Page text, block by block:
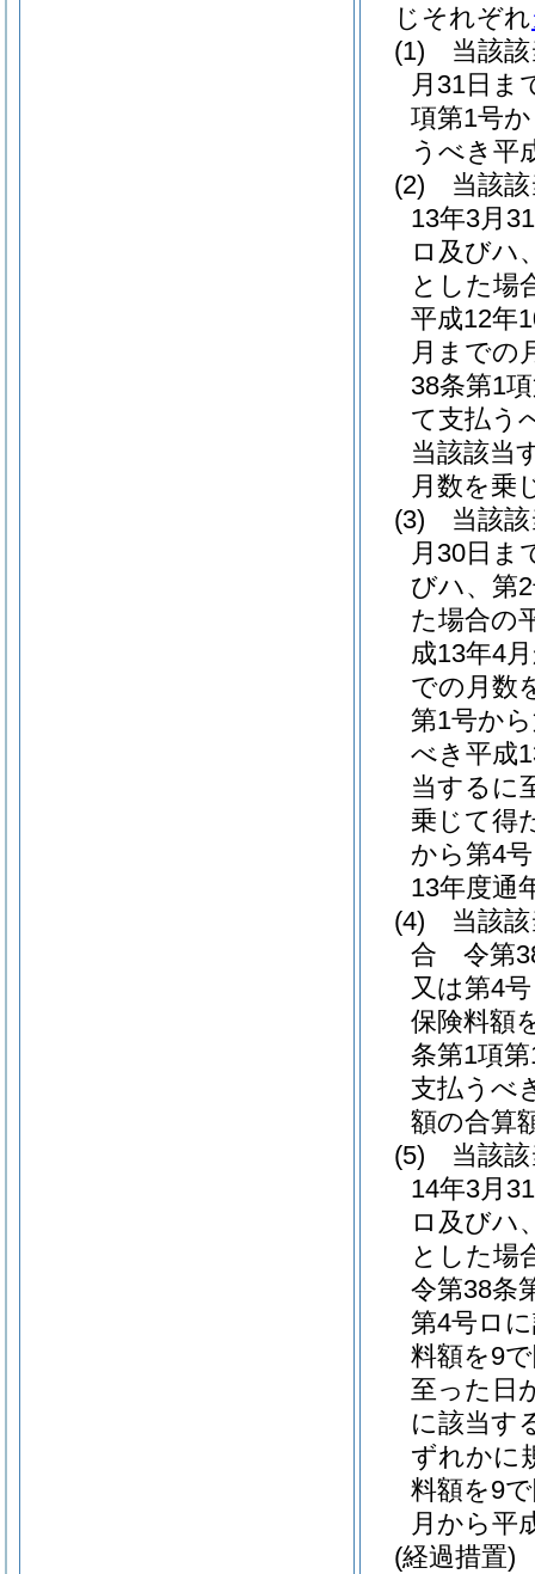
じそれぞれ
(1)
当該
月31日ま
項第1号
うべき平
(2)
当該
13年3月
ロ及びハ
とした場
平成12年
月までの
38条第1
て支払う
当該該当
月数を乗
(3)
当該
月30日ま
びハ、第
た場合の
成13年4
での月数
第1号か
べき平成
当するに
乗じて得
から第4
13年度通
(4)
当該
合 令第
又は第4
保険料額
条第1項
支払うべ
額の合算
(5)
当該
14年3月
ロ及びハ
とした場
令第38条
第4号ロ
料額を9
至った日
に該当す
ずれかに
料額を9
月から平
(経過措置)